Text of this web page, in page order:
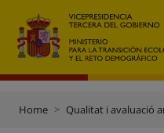
Home Qualitat i avaluació